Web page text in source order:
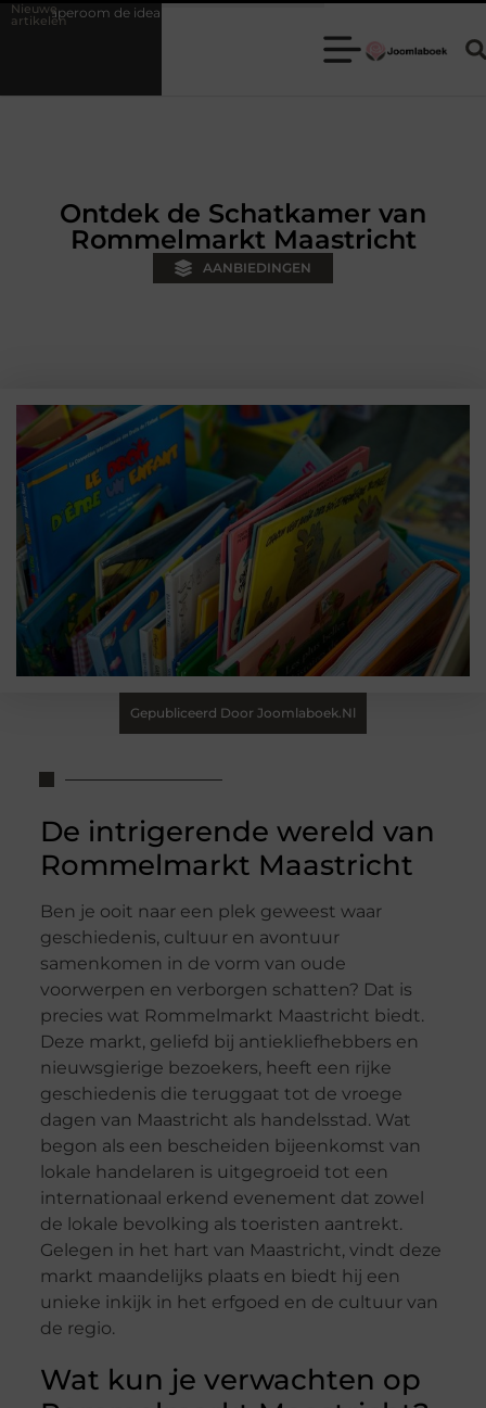
Nieuwe
artikelen
is voor een teamuitje
Ontdek de Schatkamer van
Rommelmarkt Maastricht
AANBIEDINGEN
Gepubliceerd Door Joomlaboek.nl
De intrigerende wereld van
Rommelmarkt Maastricht
Ben je ooit naar een plek geweest waar
geschiedenis, cultuur en avontuur
samenkomen in de vorm van oude
voorwerpen en verborgen schatten? Dat is
precies wat Rommelmarkt Maastricht biedt.
Deze markt, geliefd bij antiekliefhebbers en
nieuwsgierige bezoekers, heeft een rijke
geschiedenis die teruggaat tot de vroege
dagen van Maastricht als handelsstad. Wat
begon als een bescheiden bijeenkomst van
lokale handelaren is uitgegroeid tot een
internationaal erkend evenement dat zowel
de lokale bevolking als toeristen aantrekt.
Gelegen in het hart van Maastricht, vindt deze
markt maandelijks plaats en biedt hij een
unieke inkijk in het erfgoed en de cultuur van
de regio.
Wat kun je verwachten op